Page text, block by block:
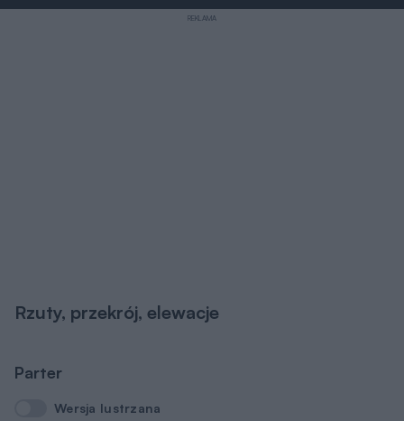
REKLAMA
Rzuty, przekrój, elewacje
Parter
Wersja lustrzana
Wersja lustrzana